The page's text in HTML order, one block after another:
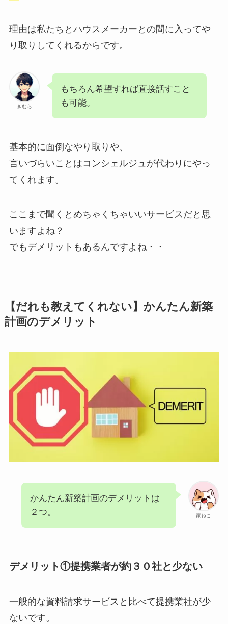
理由は私たちとハウスメーカーとの間に入ってや
り取りしてくれるからです。
きむら
もちろん希望すれば直接話すこと
も可能。
基本的に面倒なやり取りや、
言いづらいことはコンシェルジュが代わりにやっ
てくれます。
ここまで聞くとめちゃくちゃいいサービスだと思
いますよね？
でもデメリットもあるんですよね・・
【だれも教えてくれない】かんたん新築
計画のデメリット
家ねこ
かんたん新築計画のデメリットは
２つ。
デメリット①提携業者が約３０社と少ない
一般的な資料請求サービスと比べて提携業社が少
ないです。